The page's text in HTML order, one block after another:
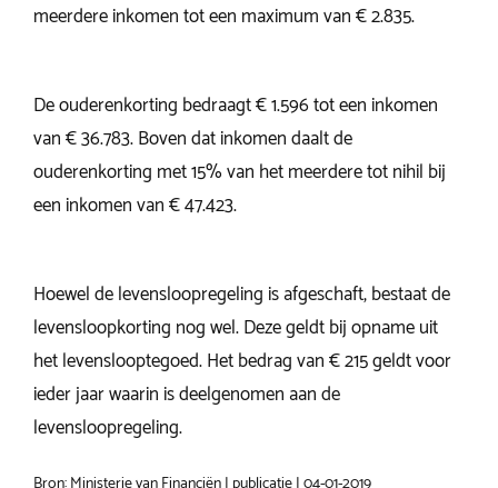
meerdere inkomen tot een maximum van € 2.835.
De ouderenkorting bedraagt € 1.596 tot een inkomen
van € 36.783. Boven dat inkomen daalt de
ouderenkorting met 15% van het meerdere tot nihil bij
een inkomen van € 47.423.
Hoewel de levensloopregeling is afgeschaft, bestaat de
levensloopkorting nog wel. Deze geldt bij opname uit
het levenslooptegoed. Het bedrag van € 215 geldt voor
ieder jaar waarin is deelgenomen aan de
levensloopregeling.